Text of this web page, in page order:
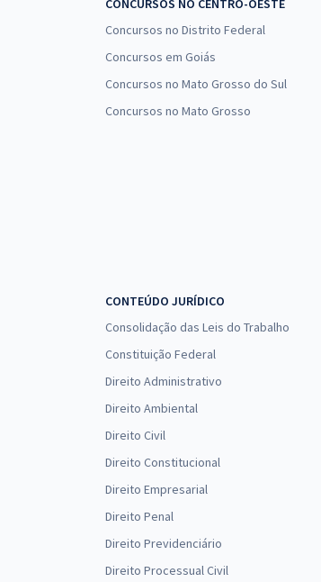
CONCURSOS NO CENTRO-OESTE
Concursos no Distrito Federal
Concursos em Goiás
Concursos no Mato Grosso do Sul
Concursos no Mato Grosso
CONTEÚDO JURÍDICO
Consolidação das Leis do Trabalho
Constituição Federal
Direito Administrativo
Direito Ambiental
Direito Civil
Direito Constitucional
Direito Empresarial
Direito Penal
Direito Previdenciário
Direito Processual Civil